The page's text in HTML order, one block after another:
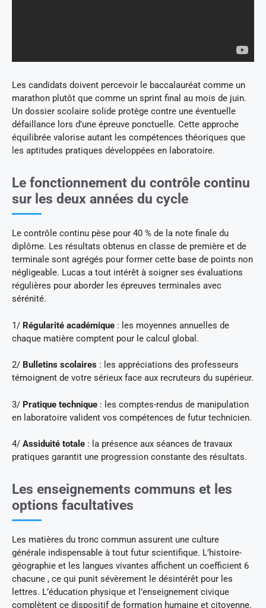
Les candidats doivent percevoir le baccalauréat comme un
marathon plutôt que comme un sprint final au mois de juin.
Un dossier scolaire solide protège contre une éventuelle
défaillance lors d’une épreuve ponctuelle. Cette approche
équilibrée valorise autant les compétences théoriques que
les aptitudes pratiques développées en laboratoire.
Le fonctionnement du contrôle continu
sur les deux années du cycle
Le contrôle continu pèse pour 40 % de la note finale du
diplôme. Les résultats obtenus en classe de première et de
terminale sont agrégés pour former cette base de points non
négligeable. Lucas a tout intérêt à soigner ses évaluations
régulières pour aborder les épreuves terminales avec
sérénité.
1/ Régularité académique : les moyennes annuelles de
chaque matière comptent pour le calcul global.
2/ Bulletins scolaires : les appréciations des professeurs
témoignent de votre sérieux face aux recruteurs du supérieur.
3/ Pratique technique : les comptes-rendus de manipulation
en laboratoire valident vos compétences de futur technicien.
4/ Assiduité totale : la présence aux séances de travaux
pratiques garantit une progression constante des résultats.
Les enseignements communs et les
options facultatives
Les matières du tronc commun assurent une culture
générale indispensable à tout futur scientifique. L’histoire-
géographie et les langues vivantes affichent un coefficient 6
chacune , ce qui punit sévèrement le désintérêt pour les
lettres. L’éducation physique et l’enseignement civique
complètent ce dispositif de formation humaine et citoyenne.